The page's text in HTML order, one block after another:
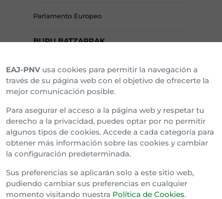
Parlamento Europeo
BURU BATZARRAK
Araba Buru Batzar
Bizkai Buru Batzar
Gipuzko Buru Batzar
Ipar Buru Batzar
Napar Buru Batzar
EAJ-PNV usa cookies para permitir la navegación a
través de su página web con el objetivo de ofrecerte la
mejor comunicación posible.
Para asegurar el acceso a la página web y respetar tu
derecho a la privacidad, puedes optar por no permitir
algunos tipos de cookies. Accede a cada categoría para
obtener más información sobre las cookies y cambiar
la configuración predeterminada.
Sus preferencias se aplicarán solo a este sitio web,
pudiendo cambiar sus preferencias en cualquier
momento visitando nuestra Política de Cookies.